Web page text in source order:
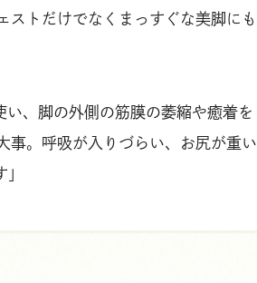
ストだけでなくまっすぐな美脚にも
い、脚の外側の筋膜の萎縮や癒着を
事。呼吸が入りづらい、お尻が重い